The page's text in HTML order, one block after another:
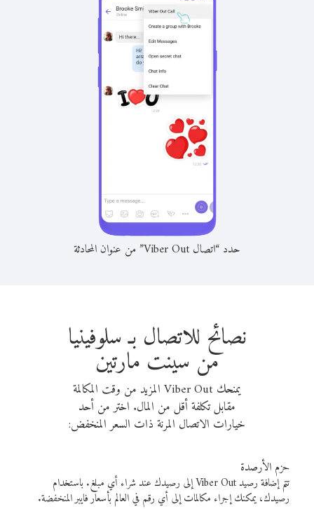
حدد “اتصال Viber Out” من عنوان المحادثة
نصائح للاتصال بـ سلوفينيا
من سينت مارتين
يمنحك Viber Out المزيد من وقت المكالمة
مقابل تكلفة أقل من المال. اختر من أحد
خيارات الاتصال المرنة ذات السعر المنخفض:
حزم الأرصدة
تتم إضافة رصيد Viber Out إلى رصيدك عند شراء أي مبلغ. باستخدام
رصيدك، يمكنك إجراء مكالمات إلى أي رقم في العالم بأسعار فايبر المنخفضة.